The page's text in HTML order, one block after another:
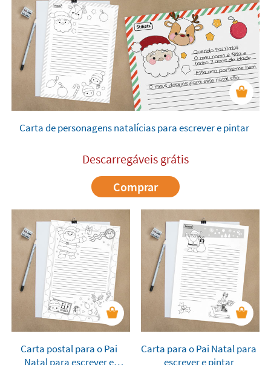
Carta de personagens natalícias para escrever e pintar
Descarregáveis grátis
Comprar
Carta postal para o Pai
Natal para escrever e
Carta para o Pai Natal para
escrever e pintar